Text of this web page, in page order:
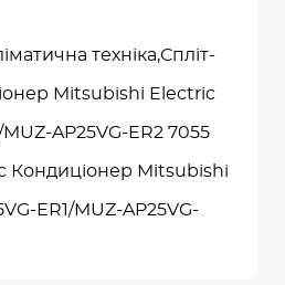
техніка,Спліт-
Mitsubishi Electric
MUZ-AP25VG-ER2 7055
Кондиціонер Mitsubishi
ER1/MUZ-AP25VG-